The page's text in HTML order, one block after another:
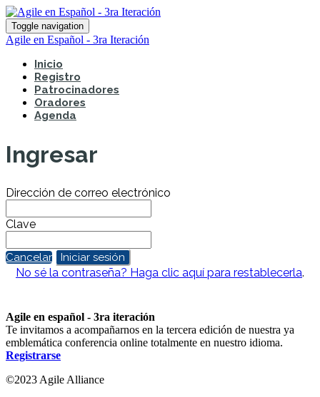
Toggle navigation
Agile en Español - 3ra Iteración
Inicio
Registro
Patrocinadores
Oradores
Agenda
Ingresar
Dirección de correo electrónico
Clave
Cancelar Iniciar sesión
No sé la contraseña? Haga clic aquí para restablecerla.
Agile en español - 3ra iteración
Te invitamos a acompañarnos en la tercera edición de nuestra ya
emblemática conferencia online totalmente en nuestro idioma.
Registrarse
©2023 Agile Alliance